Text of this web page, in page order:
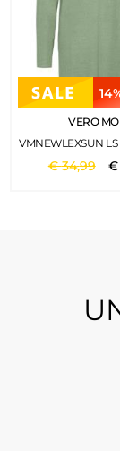
VERO
€34,99 €